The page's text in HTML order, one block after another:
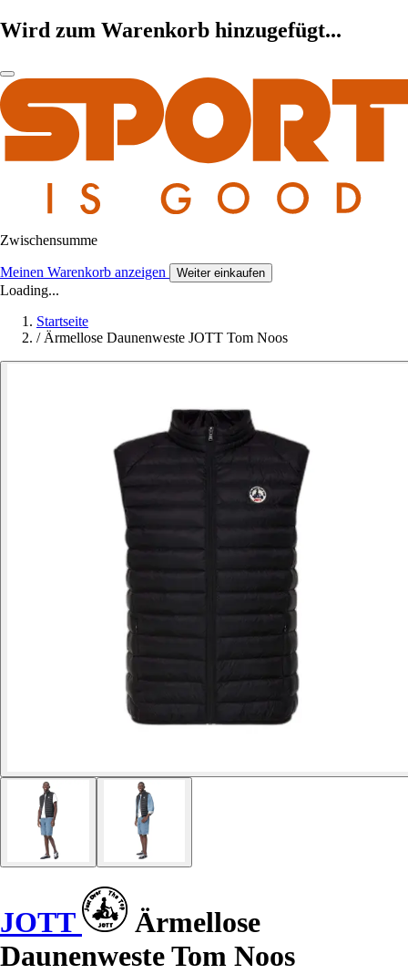
Wird zum Warenkorb hinzugefügt...
Zwischensumme
Meinen Warenkorb anzeigen Weiter einkaufen
Loading...
Startseite
/ Ärmellose Daunenweste JOTT Tom Noos
JOTT
Ärmellose
Daunenweste Tom Noos